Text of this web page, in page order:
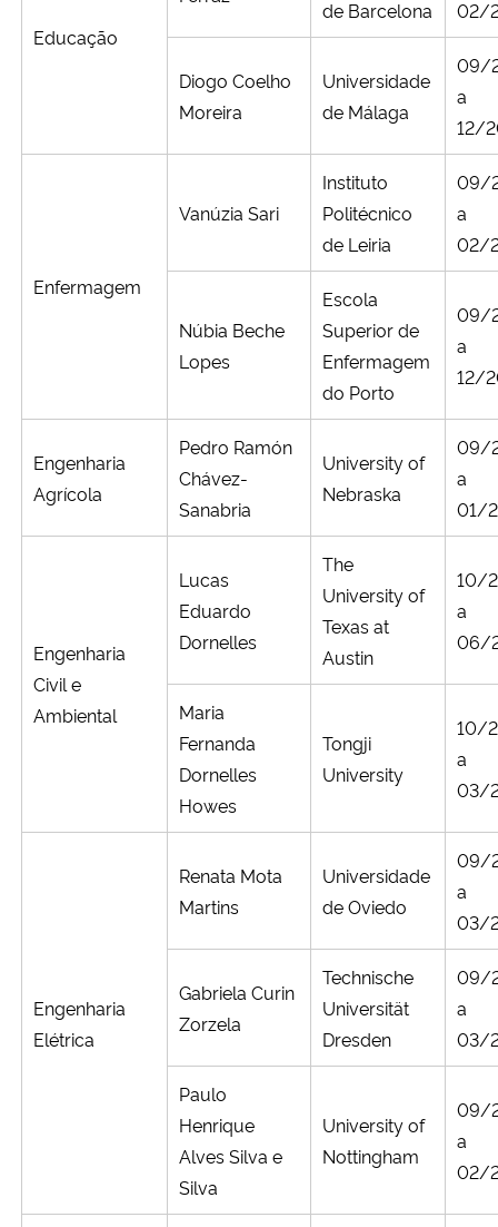
Educação
de Barcelona 02/
Diogo Coelho
Moreira
Universidade
de Málaga
09/
a
12/
Enfermagem
Vanúzia Sari
Instituto
Politécnico
de Leiria
09/
a
02/
Núbia Beche
Lopes
Escola
Superior de
Enfermagem
do Porto
09/
a
12/
Engenharia
Agrícola
Pedro Ramón
Chávez-
Sanabria
University of
Nebraska
09/
a
01/
Engenharia
Civil e
Ambiental
Lucas
Eduardo
Dornelles
The
University of
Texas at
Austin
10/
a
06/
Maria
Fernanda
Dornelles
Howes
Tongji
University
10/
a
03/
Engenharia
Elétrica
Renata Mota
Martins
Universidade
de Oviedo
09/
a
03/
Gabriela Curin
Zorzela
Technische
Universität
Dresden
09/
a
03/
Paulo
Henrique
Alves Silva e
Silva
University of
Nottingham
09/
a
02/